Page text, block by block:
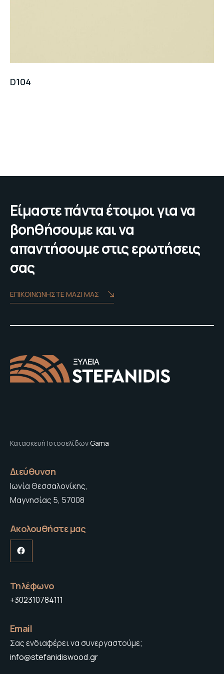
D104
Είμαστε πάντα έτοιμοι για να
βοηθήσουμε και να
απαντήσουμε στις ερωτήσεις
σας
ΕΠΙΚΟΙΝΩΝΗΣΤΕ ΜΑΖΙ ΜΑΣ
Κατασκευή ΙστοσελίδωνGama
Διεύθυνση
Ιωνία Θεσσαλονίκης,
Μαγνησίας 5, 57008
Ακολουθήστε μας
Facebook
Τηλέφωνο
+302310784111
Email
Σας ενδιαφέρει να συνεργαστούμε;
info@stefanidiswood.gr